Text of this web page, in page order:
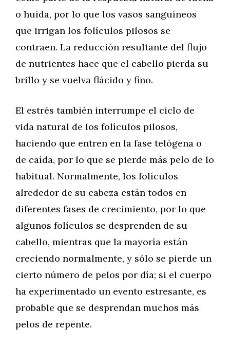
o huida, por lo que los vasos sanguíneos
que irrigan los folículos pilosos se
contraen. La reducción resultante del flujo
de nutrientes hace que el cabello pierda su
brillo y se vuelva flácido y fino.
El estrés también interrumpe el ciclo de
vida natural de los folículos pilosos,
haciendo que entren en la fase telógena o
de caída, por lo que se pierde más pelo de lo
habitual. Normalmente, los folículos
alrededor de su cabeza están todos en
diferentes fases de crecimiento, por lo que
algunos folículos se desprenden de su
cabello, mientras que la mayoría están
creciendo normalmente, y sólo se pierde un
cierto número de pelos por día; si el cuerpo
ha experimentado un evento estresante, es
probable que se desprendan muchos más
pelos de repente.